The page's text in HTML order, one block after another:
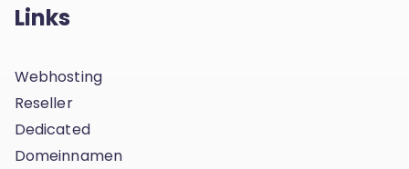
Links
Webhosting
Reseller
Dedicated
Domeinnamen